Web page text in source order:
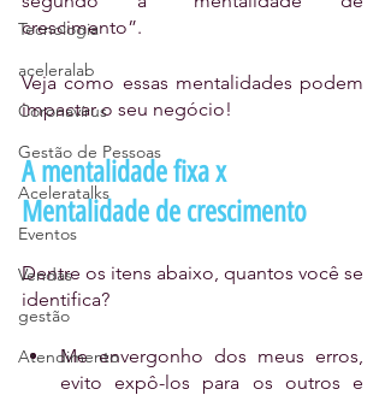
Tecnologia
aceleralab
Coronavírus
Gestão de Pessoas
Aceleratalks
Eventos
Vendas
gestão
Atendimento
crescimento”.
Veja como essas mentalidades podem
impactar o seu negócio!
A mentalidade fixa x
Mentalidade de crescimento
Dentre os itens abaixo, quantos você se
identifica?
Me envergonho dos meus erros,
evito expô-los para os outros e